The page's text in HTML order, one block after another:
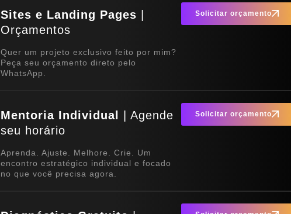
Sites e Landing Pages |
Orçamentos
Quer um projeto exclusivo feito por mim?
Peça seu orçamento direto pelo
WhatsApp.
Solicitar orçamento
Mentoria Individual | Agende
seu horário
Aprenda. Ajuste. Melhore. Crie. Um
encontro estratégico individual e focado
no que você precisa agora.
Solicitar orçamento